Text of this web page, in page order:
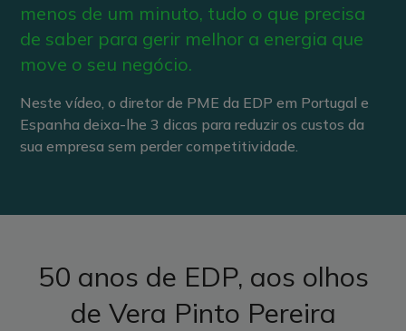
menos de um minuto, tudo o que precisa
de saber para gerir melhor a energia que
move o seu negócio.
Neste vídeo, o diretor de PME da EDP em Portugal e
Espanha deixa-lhe 3 dicas para reduzir os custos da
sua empresa sem perder competitividade.
50 anos de EDP, aos olhos
de Vera Pinto Pereira